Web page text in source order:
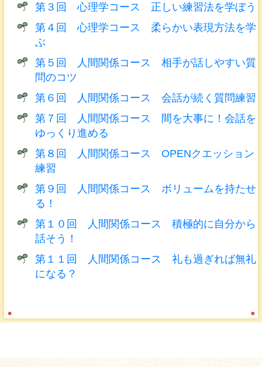
第３回 心理学コース 正しい練習法を学ぼう
第４回 心理学コース 柔らかい表現方法を学
ぶ
第５回 人間関係コース 相手が話しやすい質
問のコツ
第６回 人間関係コース 会話が続く質問練習
第７回 人間関係コース 間を大事に！会話を
ゆっくり進める
第８回 人間関係コース OPENクエッション
練習
第９回 人間関係コース ボリュームを持たせ
る！
第１０回 人間関係コース 積極的に自分から
話そう！
第１１回 人間関係コース 礼も過ぎれば無礼
になる？